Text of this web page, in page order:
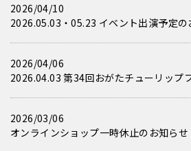
2026/04/10
2026.05.03・05.23 イベント出演予定の
2026/04/06
2026.04.03 第34回おがたチューリップ
2026/03/06
オンラインショップ一時休止のお知らせ